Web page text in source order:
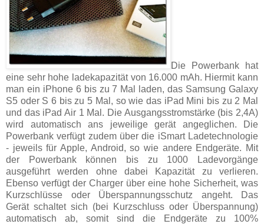
Die Powerbank hat
eine sehr hohe ladekapazität von 16.000 mAh. Hiermit kann
man ein iPhone 6 bis zu 7 Mal laden, das Samsung Galaxy
S5 oder S 6 bis zu 5 Mal, so wie das iPad Mini bis zu 2 Mal
und das iPad Air 1 Mal. Die Ausgangsstromstärke (bis 2,4A)
wird automatisch ans jeweilige gerät angeglichen. Die
Powerbank verfügt zudem über die iSmart Ladetechnologie
- jeweils für Apple, Android, so wie andere Endgeräte. Mit
der Powerbank können bis zu 1000 Ladevorgänge
ausgeführt werden ohne dabei Kapazität zu verlieren.
Ebenso verfügt der Charger über eine hohe Sicherheit, was
Kurzschlüsse oder Überspannungsschutz angeht. Das
Gerät schaltet sich (bei Kurzschluss oder Überspannung)
automatisch ab, somit sind die Endgeräte zu 100%